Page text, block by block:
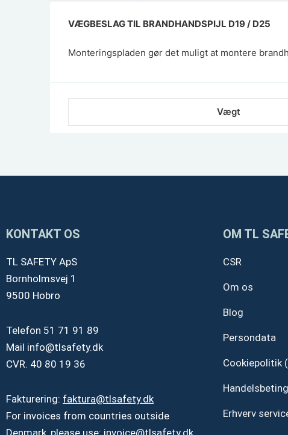
VÆGBESLAG TIL BRANDHANDSPIJL D19 / D25
Monteringspladen gør det muligt at montere
Vægt
KONTAKT OS
TL SAFETY ApS
Bornholmsvej 1
9500 Hobro
Telefon 51 71 91 89
Mail info@tlsafety.dk
CVR. 40 80 19 36
Fakturering: faktura@tlsafety.dk
For invoices from countries outside
Denmark, please use: invoice@tlsafety.dk
OM TL
CSR
Om os
Blog
Persondata
Cookiepolitik
Erhverv